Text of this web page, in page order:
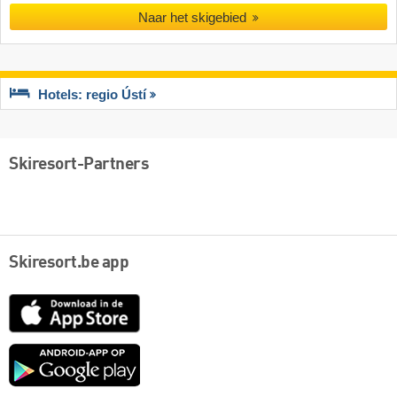
Naar het skigebied
Hotels: regio Ústí
Skiresort-Partners
Skiresort.be app
App
Google